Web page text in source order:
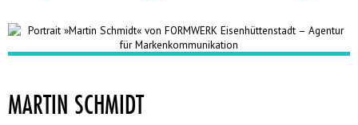
MARTIN SCHMIDT